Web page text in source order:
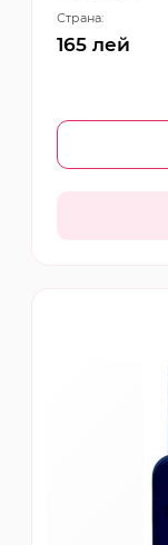
Страна:
165 лей